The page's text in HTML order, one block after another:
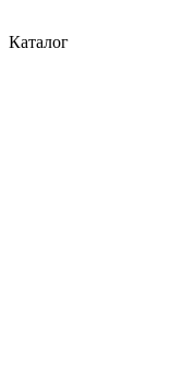
Каталог